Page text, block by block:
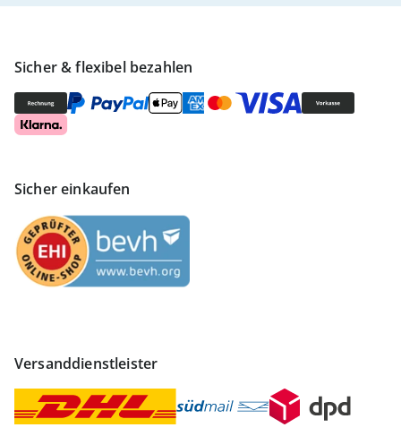
Sicher & flexibel bezahlen
Sicher einkaufen
Versanddienstleister